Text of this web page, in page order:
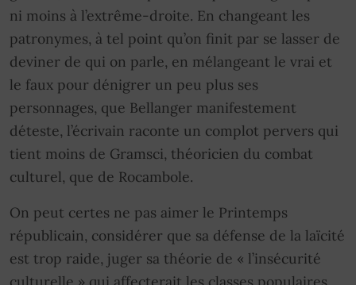
ni moins à l’extrême-droite. En changeant les
patronymes, à tel point qu’on finit par se lasser de
deviner de qui on parle, en mélangeant le vrai et
le faux pour dénigrer un peu plus ses
personnages, que Bellanger manifestement
déteste, l’écrivain raconte un complot pervers qui
tient moins de Gramsci, théoricien du combat
culturel, que de Rocambole.
On peut certes ne pas aimer le Printemps
républicain, considérer que sa défense de la laïcité
est trop raide, juger sa théorie de « l’insécurité
culturelle » qui affecterait les classes populaires